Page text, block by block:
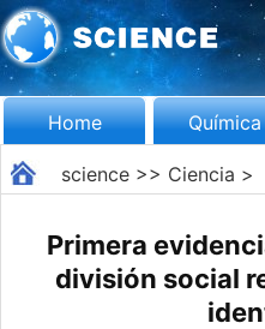
Home Química
science>> Ciencia >
Primera
división social